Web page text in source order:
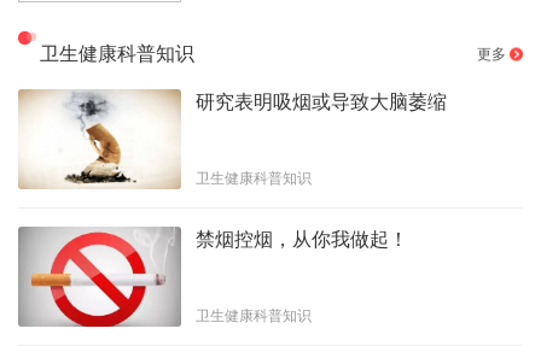
卫生健康科普知识 更多
研究表明吸烟或导致大脑萎缩
卫生健康科普知识
禁烟控烟，从你我做起！
卫生健康科普知识